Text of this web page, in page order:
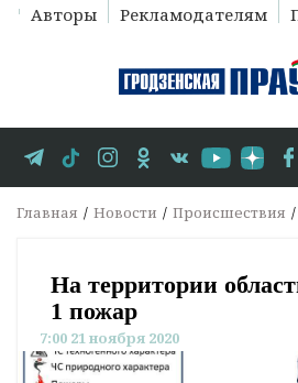
Авторы Рекламодателям
Главная Новости Происшествия
На территории
1 пожар
7:00 21 ноября 2020